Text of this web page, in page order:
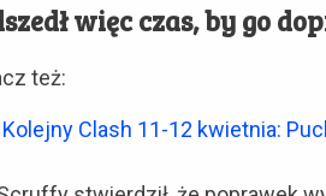
więc czas, by go
też:
Kolejny Clash 11-12 kwietnia: